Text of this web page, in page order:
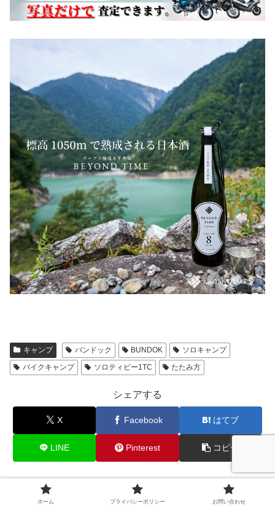
キャンプ バンドック BUNDOK
ソロキャンプ
バイクキャンプ
ソロティピー1TC たたみ方
シェアする
X Facebook はてブ
LINE Pinterest コピー
nimojiをフォローする
ホーム プライバシーポリシー お問い合わせ